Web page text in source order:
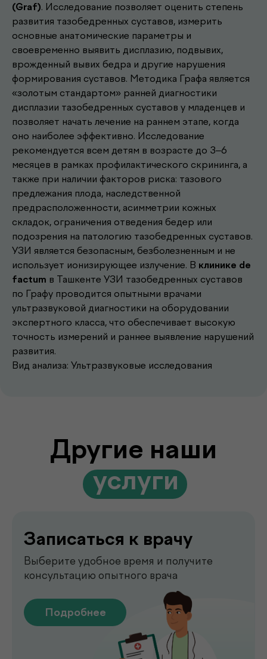
(Graf). Исследование позволяет оценить степень
развития тазобедренных суставов, измерить
основные анатомические параметры и
своевременно выявить дисплазию, подвывих,
врожденный вывих бедра и другие нарушения
формирования суставов. Методика Графа является
«золотым стандартом» ранней диагностики
дисплазии тазобедренных суставов у младенцев и
позволяет начать лечение на раннем этапе, когда
оно наиболее эффективно. Исследование
рекомендуется всем детям в возрасте до 3–6
месяцев в рамках профилактического скрининга, а
также при наличии факторов риска: тазового
предлежания плода, наследственной
предрасположенности, асимметрии кожных
складок, ограничения отведения бедер или
подозрения на патологию тазобедренных суставов.
УЗИ является безопасным, безболезненным и не
использует ионизирующее излучение. В клинике de
factum в Ташкенте УЗИ тазобедренных суставов
по Графу проводится опытными врачами
ультразвуковой диагностики на оборудовании
экспертного класса, что обеспечивает высокую
точность измерений и раннее выявление нарушений
развития.
Вид анализа: Ультразвуковые исследования
Другие наши
.услуги
Записаться к врачу
консультацию опытного врача
на дом
быстро и без посещения клиники